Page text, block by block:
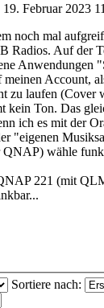
19. Februar 2023
noch mal
Radios. Auf der
Anwendungen
Account,
zu laufen (Cover
kein Ton. Das
ich es mit der
"eigenen
QNAP) wähle
221 (mit
Sortiere nach: